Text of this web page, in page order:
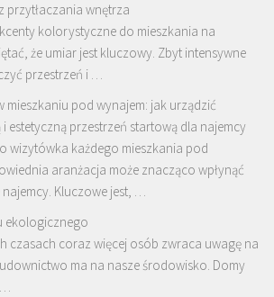
przytłaczania wnętrza
kolorystyczne do mieszkania na
że umiar jest kluczowy. Zbyt intensywne
przestrzeń i …
mieszkaniu pod wynajem: jak urządzić
estetyczną przestrzeń startową dla najemcy
wizytówka każdego mieszkania pod
aranżacja może znacząco wpłynąć
Kluczowe jest, …
ekologicznego
czasach coraz więcej osób zwraca uwagę na
ma na nasze środowisko. Domy
…